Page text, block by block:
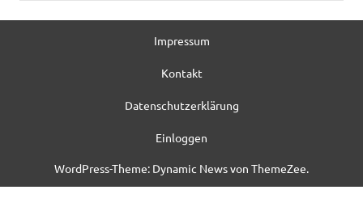
Impressum
Kontakt
Datenschutzerklärung
Einloggen
WordPress-Theme: Dynamic News von ThemeZee.